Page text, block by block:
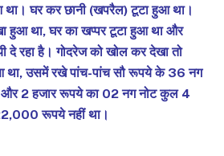
था। घर कर छानी (खपरैल) टूटा हुआ था।
हुआ था, घर का खप्पर टूटा हुआ था और
दे रहा है। गोदरेज को खोल कर देखा तो
था, उसमें रखे पांच-पांच सौ रूपये के 36 नग
2 हजार रूपये का 02 नग नोट कुल 4
रूपये नहीं था।